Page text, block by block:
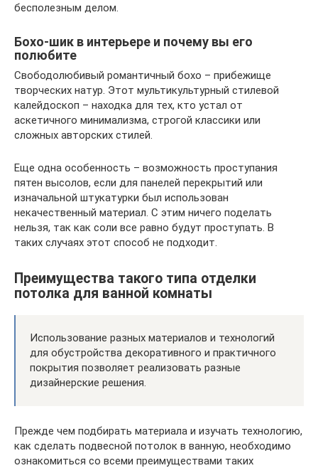
бесполезным делом.
Бохо-шик в интерьере и почему вы его
полюбите
Свободолюбивый романтичный бохо – прибежище
творческих натур. Этот мультикультурный стилевой
калейдоскоп – находка для тех, кто устал от
аскетичного минимализма, строгой классики или
сложных авторских стилей.
Еще одна особенность – возможность проступания
пятен высолов, если для панелей перекрытий или
изначальной штукатурки был использован
некачественный материал. С этим ничего поделать
нельзя, так как соли все равно будут проступать. В
таких случаях этот способ не подходит.
Преимущества такого типа отделки
потолка для ванной комнаты
Использование разных материалов и технологий
для обустройства декоративного и практичного
покрытия позволяет реализовать разные
дизайнерские решения.
Прежде чем подбирать материала и изучать технологию,
как сделать подвесной потолок в ванную, необходимо
ознакомиться со всеми преимуществами таких